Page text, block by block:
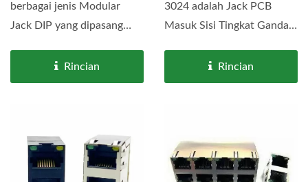
berbagai jenis Modular
Jack DIP yang dipasang
Rincian
3024 adalah Jack PCB
Masuk Sisi Tingkat Ganda.
Rincian